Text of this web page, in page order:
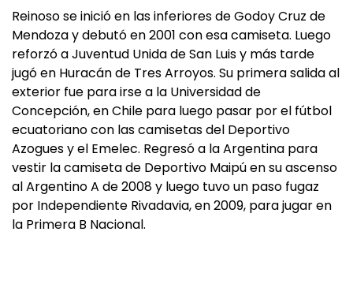
Reinoso se inició en las inferiores de Godoy Cruz de
Mendoza y debutó en 2001 con esa camiseta. Luego
reforzó a Juventud Unida de San Luis y más tarde
jugó en Huracán de Tres Arroyos. Su primera salida al
exterior fue para irse a la Universidad de
Concepción, en Chile para luego pasar por el fútbol
ecuatoriano con las camisetas del Deportivo
Azogues y el Emelec. Regresó a la Argentina para
vestir la camiseta de Deportivo Maipú en su ascenso
al Argentino A de 2008 y luego tuvo un paso fugaz
por Independiente Rivadavia, en 2009, para jugar en
la Primera B Nacional.